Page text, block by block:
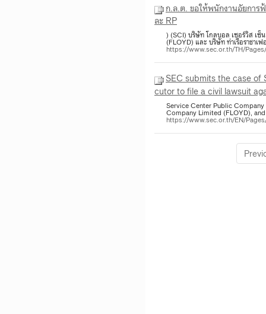
ก.ล.ต. ขอให้พนักงานอัยการ
ละ RP
) (SCI) บริษัท โกลบอล เซอร์วิส เซ็
(FLOYD) และ บริษัท ท่าเรือราชาเ
https://www.sec.or.th/TH/
SEC submits the case of
cutor to file a civil lawsuit
Service Center Public
Company Limited (FLOYD),
https://www.sec.or.th/EN/